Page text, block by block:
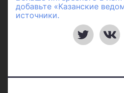
добавьте «Казанские
источники.